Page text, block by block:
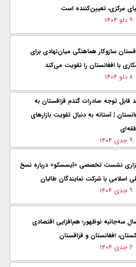
مرکزی، تعیین‌کننده است
۹ دلو ۱۴۰۴
سازوکار هماهنگی میان‌نهادی برای
با افغانستان را تقویت می‌کند
۸ دلو ۱۴۰۴
قابل توجه صادرات گندم قزاقستان به
| آستانه به دنبال تقویت بازارهای
۹ جدی ۱۴۰۴
نشست تخصصی «آیسسکو» درباره نسخ
اسلامی با شرکت نمایندگان طالبان
۹ جدی ۱۴۰۴
سه‌جانبه نوظهور؛ هم‌افزایی اقتصادی
افغانستان و قزاقستان
۲ جدی ۱۴۰۴